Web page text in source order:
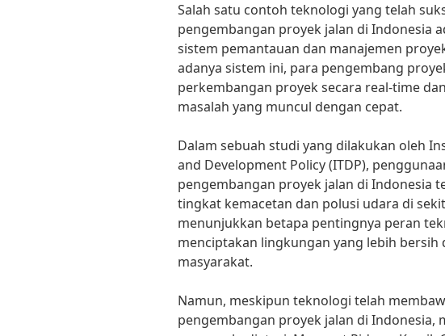
Salah satu contoh teknologi yang telah
pengembangan proyek jalan di Indonesia
sistem pemantauan dan manajemen
adanya sistem ini, para pengembang
perkembangan proyek secara real-time
masalah yang muncul dengan cepat.
Dalam sebuah studi yang dilakukan oleh
and Development Policy (ITDP),
pengembangan proyek jalan di Indonesia
tingkat kemacetan dan polusi udara di
menunjukkan betapa pentingnya peran
menciptakan lingkungan yang lebih bersih
masyarakat.
Namun, meskipun teknologi telah
pengembangan proyek jalan di Indonesia,